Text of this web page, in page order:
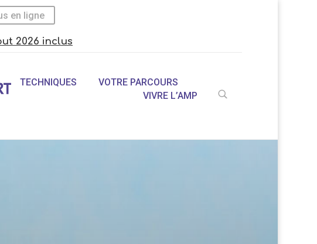
en ligne
2026 inclus
U
TECHNIQUES
VOTRE PARCOURS
VIVRE L’AMP